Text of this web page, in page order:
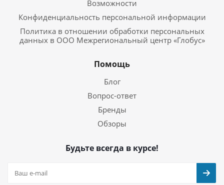
Возможности
Конфиденциальность персональной информации
Политика в отношении обработки персональных
данных в ООО Межрегиональный центр «Глобус»
Помощь
Блог
Вопрос-ответ
Бренды
Обзоры
Будьте всегда в курсе!